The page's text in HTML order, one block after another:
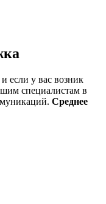
если у вас возник
специалистам в
Среднее